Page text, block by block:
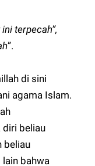
terpecah”,
”.
di sini
agama Islam.
diri beliau
beliau
bahwa